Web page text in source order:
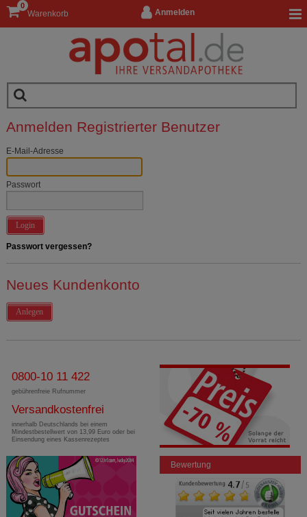
Anmelden
Warenkorb
0
Anmelden Registrierter Benutzer
E-Mail-Adresse
Passwort
Login
Passwort vergessen?
Neues Kundenkonto
Anlegen
0800-10 11 422
gebührenfreie Rufnummer
Versandkostenfrei
innerhalb Deutschlands bei einem
Mindestbestellwert von 13,99 Euro oder bei
Einsendung eines Kassenrezeptes
Bewertung